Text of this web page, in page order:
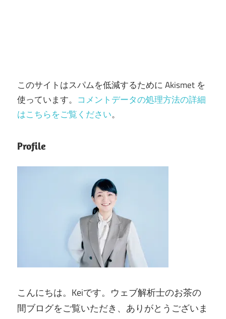
このサイトはスパムを低減するために Akismet を
使っています。 コメントデータの処理方法の詳細
はこちらをご覧ください。
Profile
こんにちは。Keiです。ウェブ解析士のお茶の
間ブログをご覧いただき、ありがとうございま